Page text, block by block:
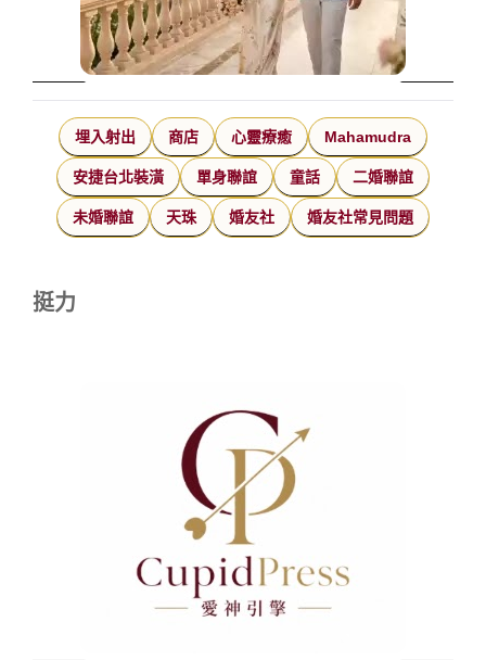
埋入射出 商店 心靈療癒 Mahamudra
安捷台北裝潢 單身聯誼 童話 二婚聯誼
未婚聯誼 天珠 婚友社 婚友社常見問題
挺力